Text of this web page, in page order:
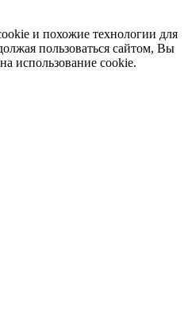
и похожие технологии для
пользоваться сайтом, Вы
использование cookie.